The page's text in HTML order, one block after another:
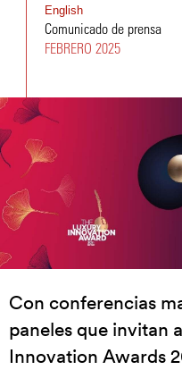
English
Comunicado de prensa
FEBRERO 2025
Con conferencias
paneles que invitan
Innovation Awards